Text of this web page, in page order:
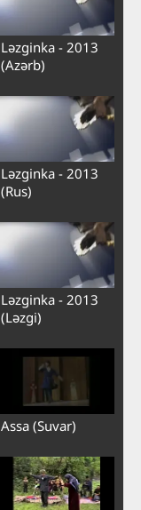
Ləzginka - 2013
(Azərb)
Ləzginka - 2013
(Rus)
Ləzginka - 2013
(Ləzgi)
Assa (Suvar)